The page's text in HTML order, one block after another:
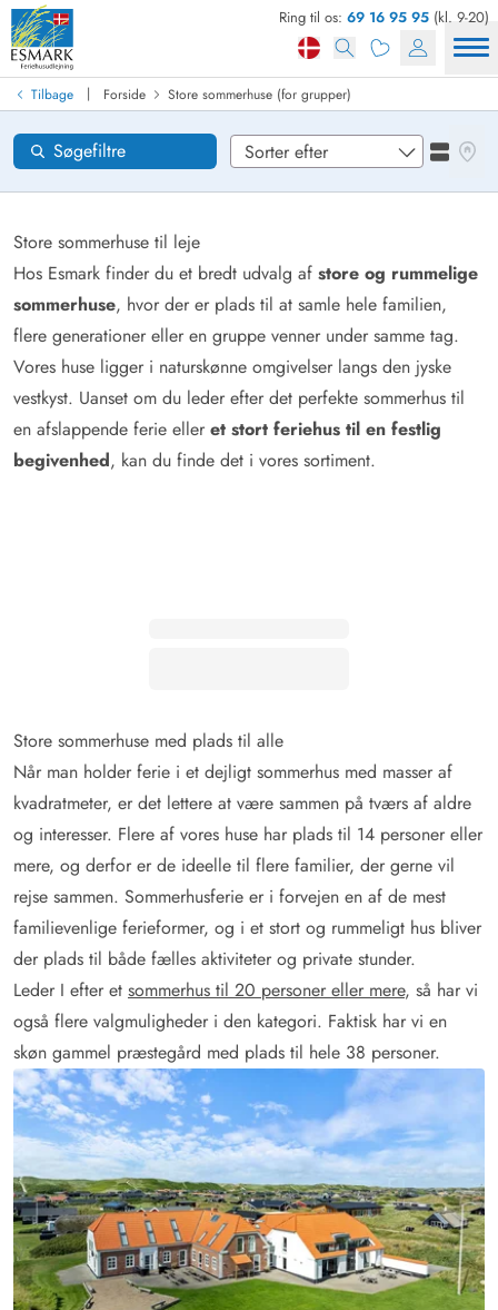
Ring til os: 69 16 95 95 (kl. 9-20)
Tilbage | Forside Store sommerhuse (for grupper)
Store sommerhuse til leje
Hos Esmark finder du et bredt udvalg af store og rummelige
sommerhuse, hvor der er plads til at samle hele familien,
flere generationer eller en gruppe venner under samme tag.
Vores huse ligger i naturskønne omgivelser langs den jyske
vestkyst. Uanset om du leder efter det perfekte sommerhus til
en afslappende ferie eller et stort feriehus til en festlig
begivenhed, kan du finde det i vores sortiment.
Store sommerhuse med plads til alle
Når man holder ferie i et dejligt sommerhus med masser af
kvadratmeter, er det lettere at være sammen på tværs af aldre
og interesser. Flere af vores huse har plads til 14 personer eller
mere, og derfor er de ideelle til flere familier, der gerne vil
rejse sammen. Sommerhusferie er i forvejen en af de mest
familievenlige ferieformer, og i et stort og rummeligt hus bliver
der plads til både fælles aktiviteter og private stunder.
Leder I efter et sommerhus til 20 personer eller mere, så har vi
også flere valgmuligheder i den kategori. Faktisk har vi en
skøn gammel præstegård med plads til hele 38 personer.
Søgefiltre
Se
Find sommerhus
Ankomst
Områder
Ønsker til huset
Loading...